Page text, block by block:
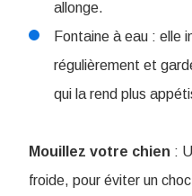
allonge.
Fontaine à eau : elle
régulièrement et
qui la rend plus
Mouillez votre chien :
froide, pour éviter un